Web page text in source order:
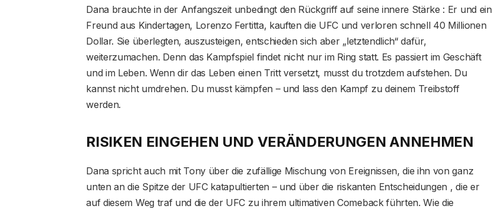
Dana brauchte in der Anfangszeit unbedingt den Rückgriff auf seine innere Stärke : Er und ein
Freund aus Kindertagen, Lorenzo Fertitta, kauften die UFC und verloren schnell 40 Millionen
Dollar. Sie überlegten, auszusteigen, entschieden sich aber „letztendlich“ dafür,
weiterzumachen. Denn das Kampfspiel findet nicht nur im Ring statt. Es passiert im Geschäft
und im Leben. Wenn dir das Leben einen Tritt versetzt, musst du trotzdem aufstehen. Du
kannst nicht umdrehen. Du musst kämpfen – und lass den Kampf zu deinem Treibstoff
werden.
RISIKEN EINGEHEN UND VERÄNDERUNGEN ANNEHMEN
Dana spricht auch mit Tony über die zufällige Mischung von Ereignissen, die ihn von ganz
unten an die Spitze der UFC katapultierten – und über die riskanten Entscheidungen , die er
auf diesem Weg traf und die der UFC zu ihrem ultimativen Comeback führten. Wie die